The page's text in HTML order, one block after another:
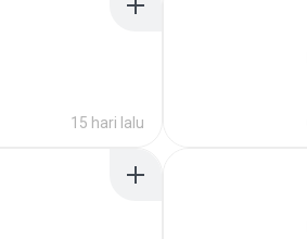
15 hari lalu